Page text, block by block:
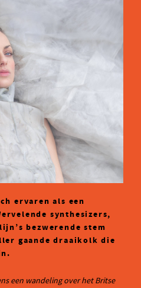
ervaren als een
synthesizers,
bezwerende stem
gaande draaikolk die
een wandeling over het Britse